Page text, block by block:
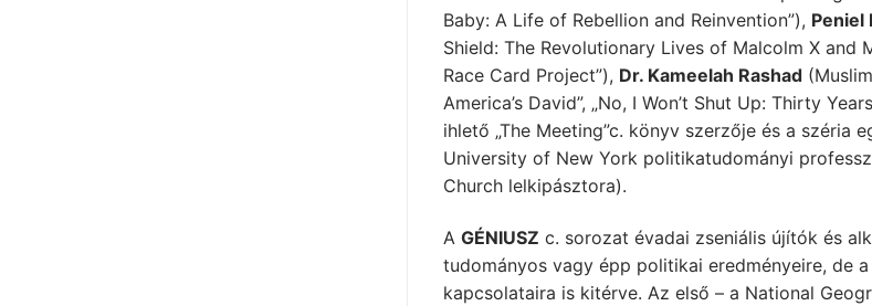
Baby: A Life of Rebellion and Reinvention”), Peniel
Shield: The Revolutionary Lives of Malcolm X and
Race Card Project”), Dr. Kameelah Rashad
America’s David”, „No, I Won’t Shut Up: Thirty
ihlető „The Meeting”c. könyv szerzője és a széria
University of New York politikatudományi
Church lelkipásztora).
A GÉNIUSZ c. sorozat évadai zseniális újítók és
tudományos vagy épp politikai eredményeire, de
kapcsolataira is kitérve. Az első – a National